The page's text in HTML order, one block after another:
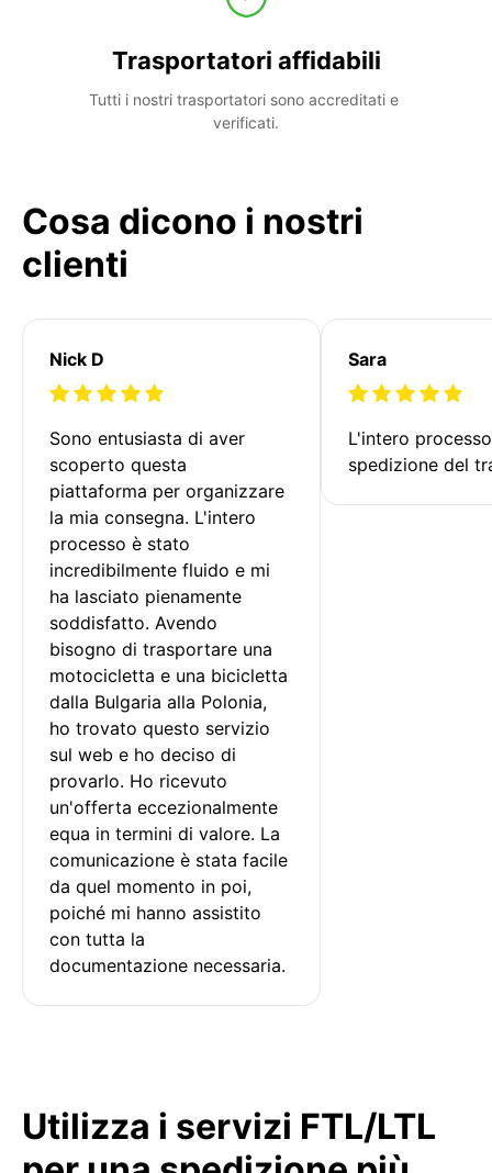
Trasportatori affidabili
Tutti i nostri trasportatori sono accreditati e
verificati.
Cosa dicono i nostri
clienti
Nick D
Sono entusiasta di aver
scoperto questa
piattaforma per organizzare
la mia consegna. L'intero
processo è stato
incredibilmente fluido e mi
ha lasciato pienamente
soddisfatto. Avendo
bisogno di trasportare una
motocicletta e una bicicletta
dalla Bulgaria alla Polonia,
ho trovato questo servizio
sul web e ho deciso di
provarlo. Ho ricevuto
un'offerta eccezionalmente
equa in termini di valore. La
comunicazione è stata facile
da quel momento in poi,
poiché mi hanno assistito
con tutta la
documentazione necessaria.
Sara
L'intero
spedizione del
Utilizza i servizi FTL/LTL